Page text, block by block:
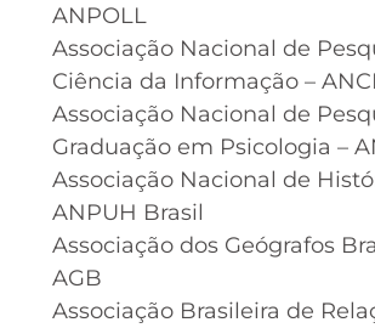
ANPOLL
Associação Nacional de
Ciência da Informação –
Associação Nacional de
Graduação em Psicologia –
Associação Nacional de
ANPUH Brasil
Associação dos Geógrafos
AGB
Associação Brasileira de